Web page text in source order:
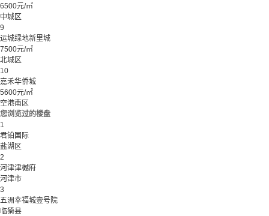
6500元/㎡
中城区
9
运城绿地新里城
7500元/㎡
北城区
10
嘉禾华侨城
5600元/㎡
空港南区
您浏览过的楼盘
1
君铂国际
盐湖区
2
河津津樾府
河津市
3
五洲幸福城壹号院
临猗县